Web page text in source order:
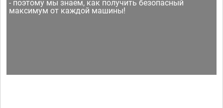
- поэтому мы знаем, как получить безопасный
максимум от каждой машины!